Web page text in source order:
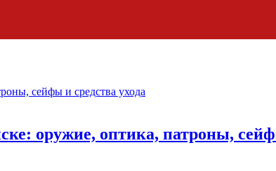
оружие, оптика, патроны,